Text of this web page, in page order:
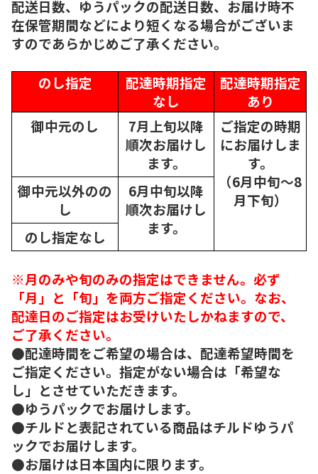
配送日数、ゆうパックの配送日数、お届け時不
在保管期間などにより短くなる場合がございま
すのであらかじめご了承ください。
のし指定
配達時期指定
なし
配達時期指定
あり
御中元のし
7月上旬以降
順次お届けし
ます。
ご指定の時期
にお届けしま
す。
（6月中旬～8
月下旬）
御中元以外のの
し
6月中旬以降
順次お届けし
ます。
のし指定なし
※月のみや旬のみの指定はできません。必ず
「月」と「旬」を両方ご指定ください。なお、
配達日のご指定はお受けいたしかねますので、
ご了承ください。
●配達時間をご希望の場合は、配達希望時間を
ご指定ください。指定がない場合は「希望な
し」とさせていただきます。
●ゆうパックでお届けします。
●チルドと表記されている商品はチルドゆうパ
ックでお届けします。
●お届けは日本国内に限ります。